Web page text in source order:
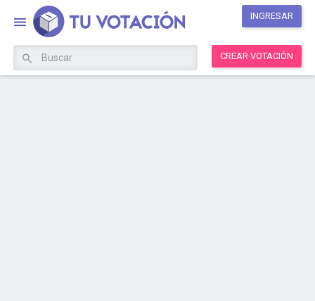
INGRESAR
CREAR VOTACIÓN